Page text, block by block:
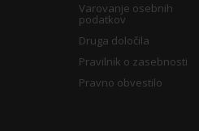
Varovanje osebnih
podatkov
Druga določila
Pravilnik o zasebnosti
Pravno obvestilo